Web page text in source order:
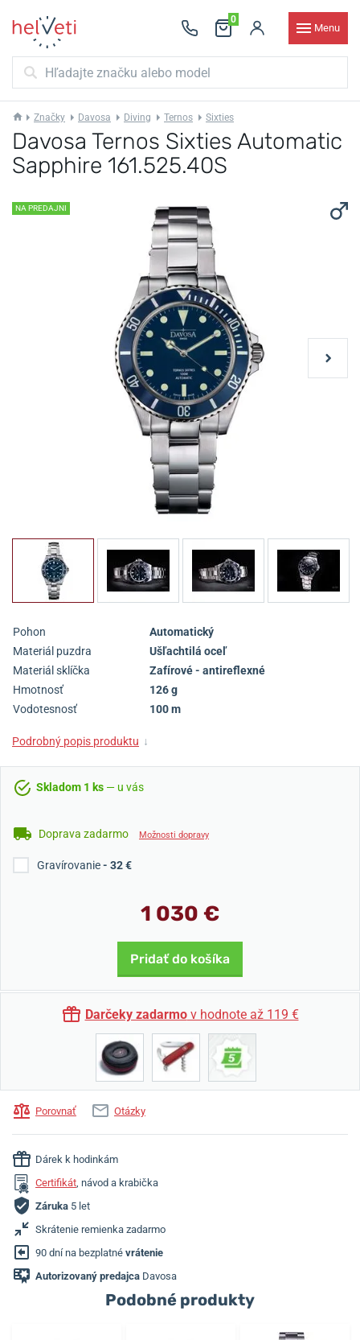
0
Menu
Značky Davosa Diving Ternos Sixties
Davosa Ternos Sixties Automatic
Sapphire 161.525.40S
NA PREDAJNI
Pohon
Automatický
Materiál puzdra
Ušľachtilá oceľ
Materiál sklíčka
Zafírové - antireflexné
Hmotnosť
126 g
Vodotesnosť
100 m
Podrobný popis produktu ↓
Skladom 1 ks — u vás
Doprava zadarmo Možnosti dopravy
Gravírovanie- 32 €
1 030 €
Pridať do košíka
Darčeky zadarmov hodnote až 119 €
Porovnať Otázky
Dárek k hodinkám
Certifikát, návod a krabička
Záruka 5 let
Skrátenie remienka zadarmo
90 dní na bezplatné vrátenie
Autorizovaný predajca Davosa
Podobné produkty